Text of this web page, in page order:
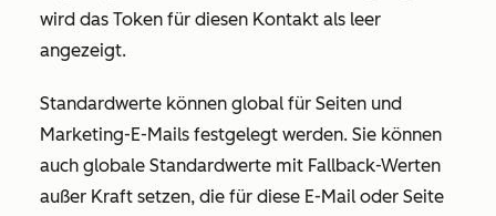
wird das Token für diesen Kontakt als leer
angezeigt.
Standardwerte können global für Seiten und
Marketing-E-Mails festgelegt werden. Sie können
auch globale Standardwerte mit Fallback-Werten
außer Kraft setzen, die für diese E-Mail oder Seite